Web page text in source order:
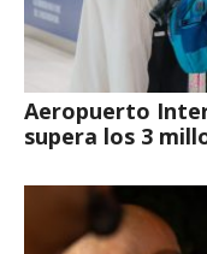
Aeropuerto
supera los 3